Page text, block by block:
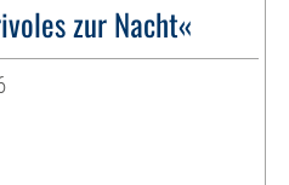
zur Nacht«